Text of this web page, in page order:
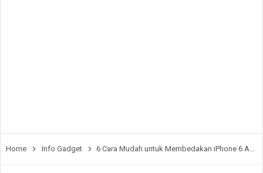
Home Info Gadget 6 Cara Mudah untuk Membedakan iPhone 6 Asli atau Palsu